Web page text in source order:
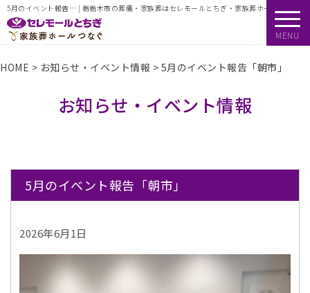
5月のイベント報告… | 栃栃木市の葬儀・家族葬はセレモールとちぎ・家族葬ホールつなぐ
MENU
HOME > お知らせ・イベント情報 > 5月のイベント報告「朝市」
お知らせ・イベント情報
5月のイベント報告「朝市」
2026年6月1日